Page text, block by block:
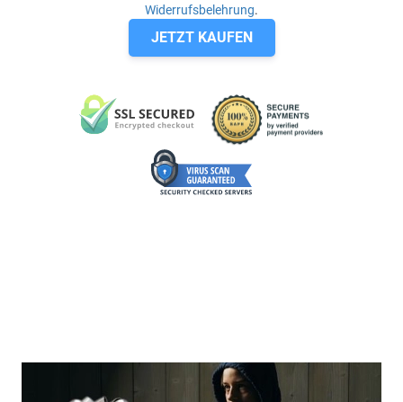
Widerrufsbelehrung.
JETZT KAUFEN